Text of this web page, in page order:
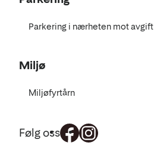
Parkering i nærheten mot avgift
Miljø
Miljøfyrtårn
Følg oss